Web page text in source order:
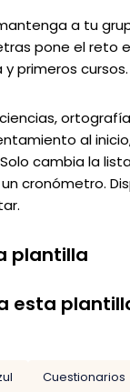
a tu
pone el reto
primeros cursos.
al
cambia la
cronómetro.
plantilla
esta
Cuestionarios